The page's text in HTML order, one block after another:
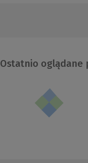
Ostatnio oglądane